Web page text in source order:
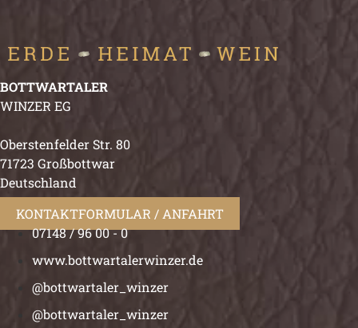
BOTTWARTALER
WINZER EG
Oberstenfelder Str. 80
71723 Großbottwar
Deutschland
KONTAKTFORMULAR / ANFAHRT
07148 / 96 00 - 0
www.bottwartalerwinzer.de
@bottwartaler_winzer
@bottwartaler_winzer